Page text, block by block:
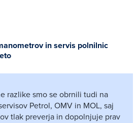
in servis polnilnic
razlike smo se obrnili tudi na
Petrol, OMV in MOL, saj
tlak preverja in dopolnjuje prav